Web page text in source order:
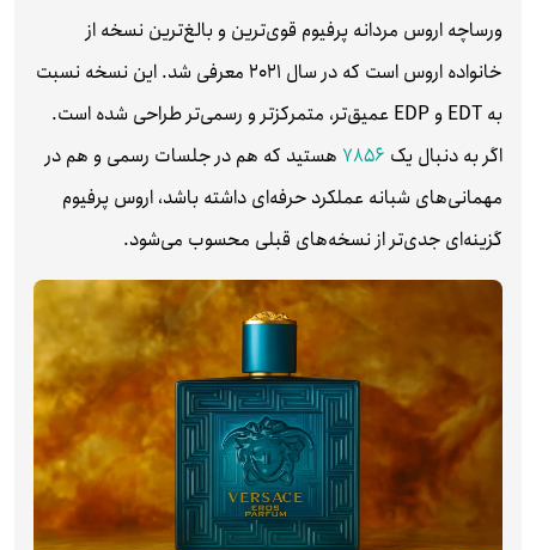
ورساچه اروس مردانه پرفیوم قوی‌ترین و بالغ‌ترین نسخه از
خانواده اروس است که در سال 2021 معرفی شد. این نسخه نسبت
به EDT و EDP عمیق‌تر، متمرکزتر و رسمی‌تر طراحی شده است.
اگر به دنبال یک 7856 هستید که هم در جلسات رسمی و هم در
مهمانی‌های شبانه عملکرد حرفه‌ای داشته باشد، اروس پرفیوم
گزینه‌ای جدی‌تر از نسخه‌های قبلی محسوب می‌شود.